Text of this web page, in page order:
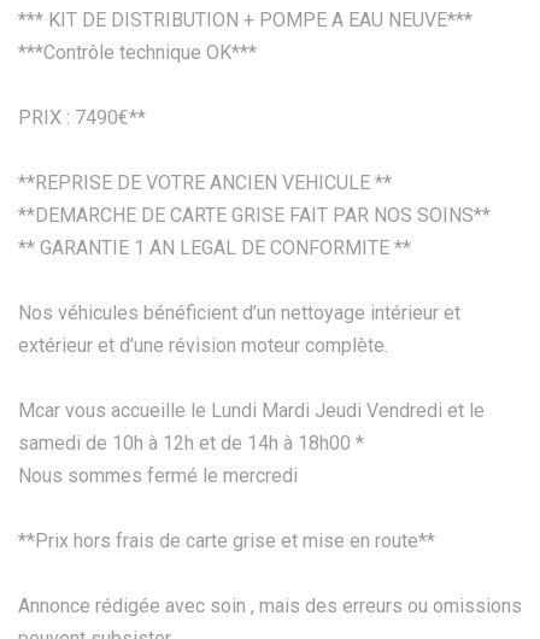
*** KIT DE DISTRIBUTION + POMPE A EAU NEUVE***
***Contrôle technique OK***
PRIX : 7490€**
**REPRISE DE VOTRE ANCIEN VEHICULE **
**DEMARCHE DE CARTE GRISE FAIT PAR NOS SOINS**
** GARANTIE 1 AN LEGAL DE CONFORMITE **
Nos véhicules bénéficient d’un nettoyage intérieur et
extérieur et d’une révision moteur complète.
Mcar vous accueille le Lundi Mardi Jeudi Vendredi et le
samedi de 10h à 12h et de 14h à 18h00 *
Nous sommes fermé le mercredi
**Prix hors frais de carte grise et mise en route**
Annonce rédigée avec soin , mais des erreurs ou omissions